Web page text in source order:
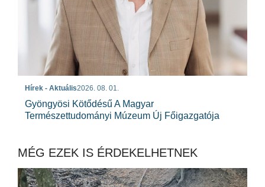
Hírek - Aktuális2026. 08. 01.
Gyöngyösi Kötődésű A Magyar
Természettudományi Múzeum Új Főigazgatója
MÉG EZEK IS ÉRDEKELHETNEK